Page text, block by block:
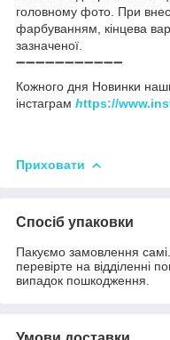
головному фото. При
фарбуванням, кінцева
зазначеної.
➖➖➖➖➖➖➖➖➖➖➖
Кожного дня Новинки
інстаграм https://
Приховати
Спосіб упаковки
Пакуємо замовлення самі.
перевірте на відділенні
випадок пошкодження.